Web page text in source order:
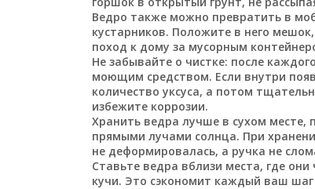
Ведро также можно превратить в
кустарников. Положите в него
поход к дому за мусорным
Не забывайте о чистке: после
моющим средством. Если внутри
количество уксуса, а потом
избежите коррозии.
Хранить ведра лучше в сухом месте,
прямыми лучами солнца. При
не деформировалась, а ручка не
Ставьте ведра вблизи места, где
кучи. Это сэкономит каждый ваш